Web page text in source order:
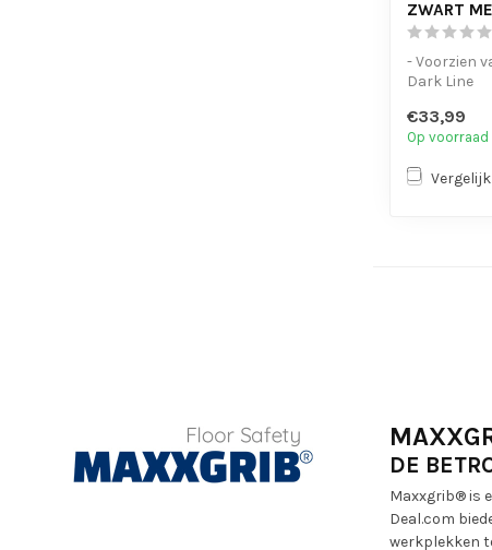
ZWART
- Voorzien
Dark Line
- Vocht en
€33,99
Op voorraad
Vergelijk
DE
Maxxgrib® is
Deal.com
werkplekken